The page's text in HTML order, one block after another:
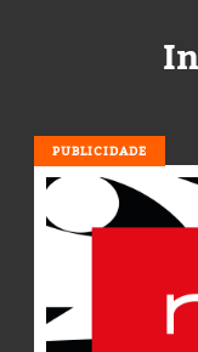
PUBLICIDADE